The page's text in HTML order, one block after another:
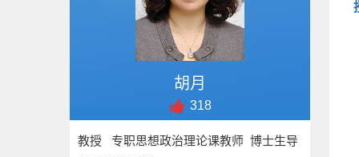
胡月
318
教授 专职思想政治理论课教师 博士生导